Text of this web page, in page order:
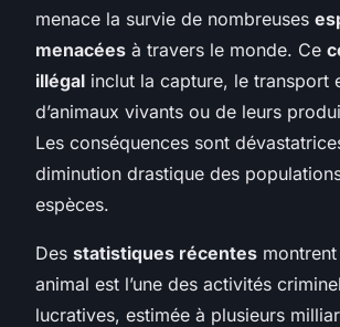
menace la survie de nombreuses
menacées à travers le monde. Ce
illégal inclut la capture, le transport
d’animaux vivants ou de leurs
Les conséquences sont
diminution drastique des
espèces.
Des statistiques récentes
animal est l’une des activités
lucratives, estimée à plusieurs